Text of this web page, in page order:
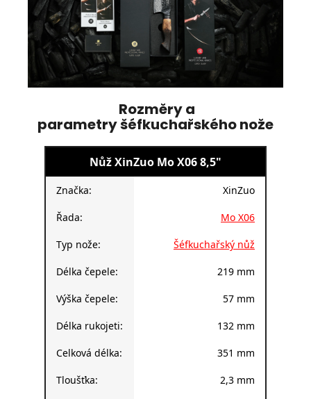
Rozměry a
parametry šéfkuchařského nože
Nůž XinZuo Mo X06 8,5"
Značka: XinZuo
Řada: Mo X06
Typ nože: Šéfkuchařský nůž
Délka čepele: 219 mm
Výška čepele: 57 mm
Délka rukojeti: 132 mm
Celková délka: 351 mm
Tloušťka: 2,3 mm